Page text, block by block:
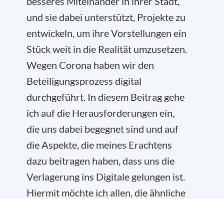
und sie dabei unterstützt, Projekte zu
entwickeln, um ihre Vorstellungen ein
Stück weit in die Realität umzusetzen.
Wegen Corona haben wir den
Beteiligungsprozess digital
durchgeführt. In diesem Beitrag gehe
ich auf die Herausforderungen ein,
die uns dabei begegnet sind und auf
die Aspekte, die meines Erachtens
dazu beitragen haben, dass uns die
Verlagerung ins Digitale gelungen ist.
Hiermit möchte ich allen, die ähnliche